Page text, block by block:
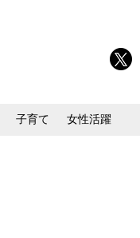
子育て 女性活躍